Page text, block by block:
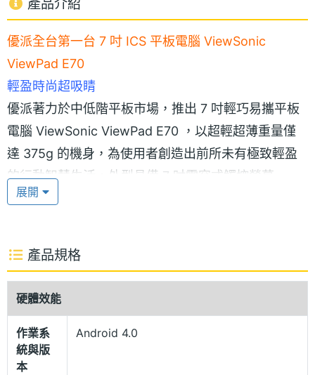
產品介紹
優派全台第一台 7 吋 ICS 平板電腦 ViewSonic
ViewPad E70
輕盈時尚超吸睛
優派著力於中低階平板市場，推出 7 吋輕巧易攜平板
電腦 ViewSonic ViewPad E70 ，以超輕超薄重量僅
達 375g 的機身，為使用者創造出前所未有極致輕盈
的行動智慧生活。外型具備 7 吋電容式觸控螢幕、
800 x 480pixels 螢幕解析度，讓您在精巧行動也能視
Android 4.0 Ice Cream Sandwich 作業系統
ViewSonic ViewPad E70 採用 Android 4.0 Ice
Cream Sandwich 作業系統，搭載 1GHz 單核心處理
器，不但提供了全面流暢與優化的畫面顯示及觸控效
展開
產品規格
硬體效能
作業系
統與版
本
Android 4.0